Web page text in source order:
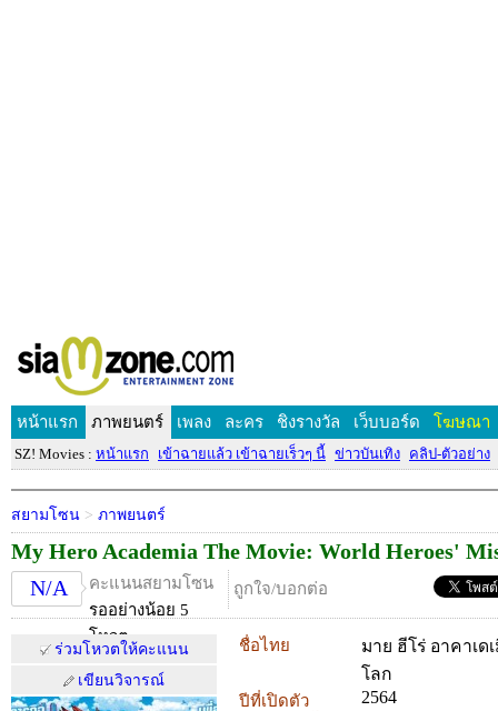
หน้าแรก ภาพยนตร์ เพลง ละคร ชิงรางวัล เว็บบอร์ด โฆษณา
SZ! Movies : หน้าแรก เข้าฉายแล้ว เข้าฉายเร็วๆ นี้ ข่าวบันเทิง คลิป-ตัวอย่าง
สยามโซน > ภาพยนตร์
My Hero Academia The Movie: World Heroes'
N/A
คะแนนสยามโซน
รออย่างน้อย 5
โหวต
ถูกใจ/บอกต่อ
ร่วมโหวตให้คะแนน
เขียนวิจารณ์
ชื่อไทย
มาย ฮีโร่ อาคาเด
โลก
ปีที่เปิดตัว 2564